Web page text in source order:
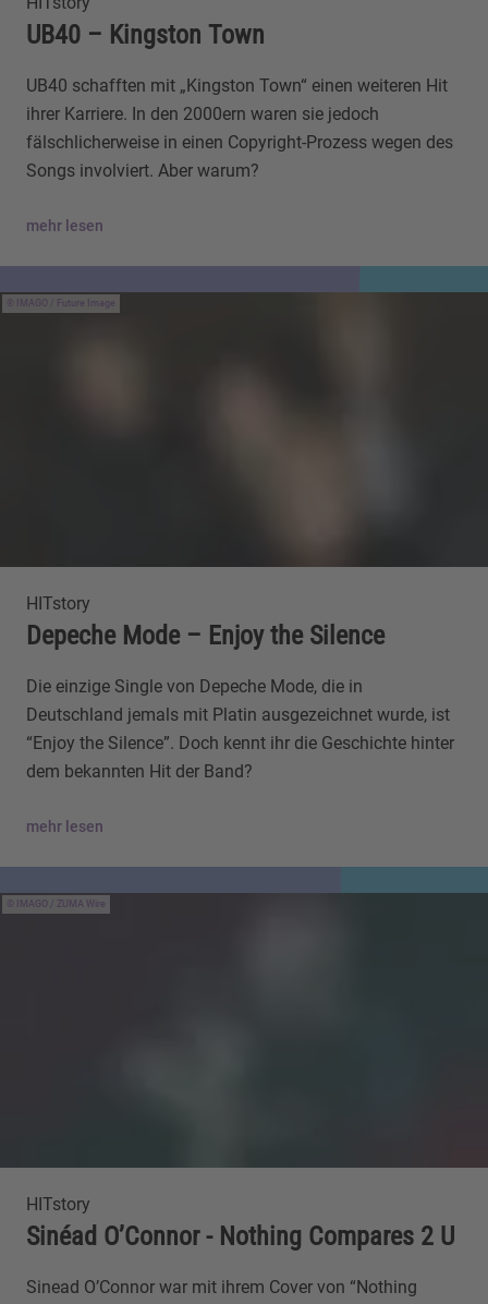
UB40 – Kingston Town
UB40 schafften mit „Kingston Town“ einen weiteren Hit
ihrer Karriere. In den 2000ern waren sie jedoch
fälschlicherweise in einen Copyright-Prozess wegen des
Songs involviert. Aber warum?
mehr lesen
IMAGO / Future Image
HITstory
Depeche Mode – Enjoy the Silence
Die einzige Single von Depeche Mode, die in
Deutschland jemals mit Platin ausgezeichnet wurde, ist
“Enjoy the Silence”. Doch kennt ihr die Geschichte hinter
dem bekannten Hit der Band?
mehr lesen
IMAGO / ZUMA Wire
HITstory
Sinéad O’Connor - Nothing Compares 2 U
Sinead O’Connor war mit ihrem Cover von “Nothing